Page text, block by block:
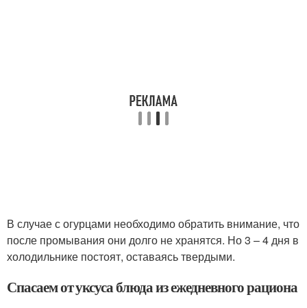
В случае с огурцами необходимо обратить внимание, что
после промывания они долго не хранятся. Но 3 – 4 дня в
холодильнике постоят, оставаясь твердыми.
Спасаем от уксуса блюда из ежедневного рациона